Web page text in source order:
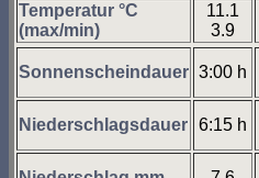
Temperatur °C
(max/min)
11.1
3.9
Sonnenscheindauer 3:00 h
Niederschlagsdauer 6:15 h